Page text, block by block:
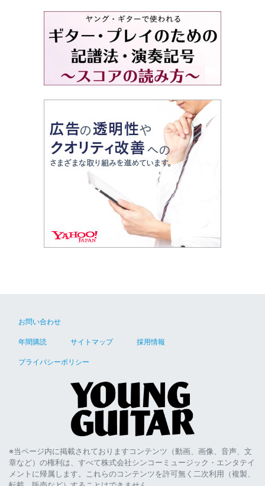
お問い合わせ
年間購読 サイトマップ 採用情報
プライバシーポリシー
※当ページ内に掲載されておりますコンテンツ（動画、画像、音声、文
章など）の権利は、すべて株式会社シンコーミュージック・エンタテイ
メントに帰属します。これらのコンテンツを許可無く二次利用（複製、